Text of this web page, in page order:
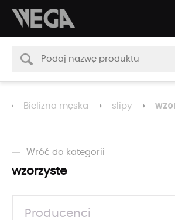
Bielizna męska slipy
Wróć do kategorii
wzorzyste
Producenci